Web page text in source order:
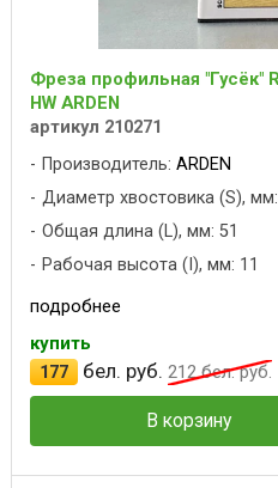
Фреза профильная "Гусёк"
HW ARDEN
артикул 210271
Производитель: ARDEN
Диаметр хвостовика (S),
Общая длина (L), мм: 51
Рабочая высота (I), мм: 11
подробнее
купить
177
бел. руб. 212бел. руб.
В корзину